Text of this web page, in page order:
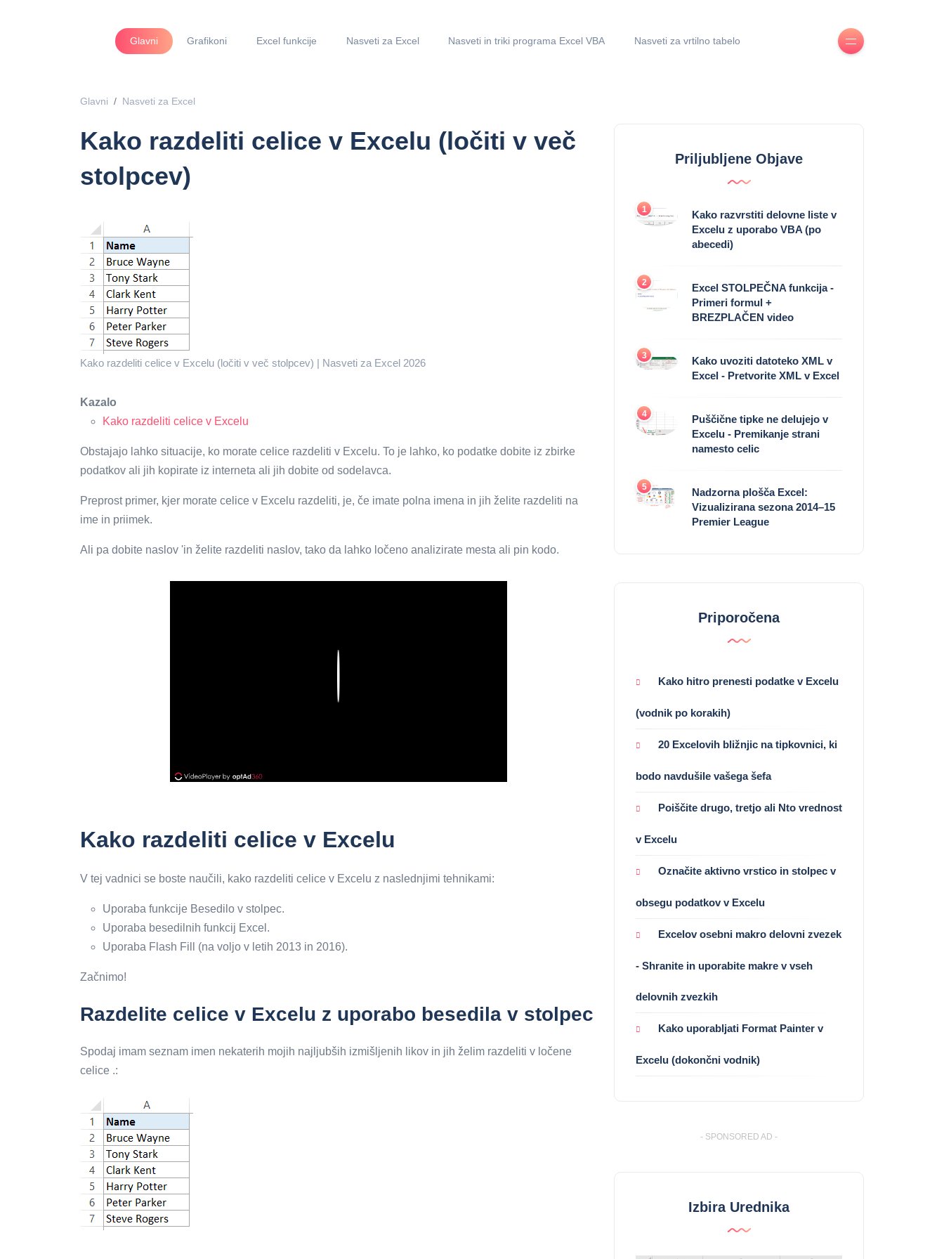
Glavni Grafikoni Excel funkcije Nasveti za Excel Nasveti in triki programa Excel VBA Nasveti za vrtilno tabelo
Glavni Nasveti za Excel
Kako razdeliti celice v Excelu (ločiti v več
stolpcev)
Kako razdeliti celice v Excelu (ločiti v več stolpcev) | Nasveti za Excel 2026
Kazalo
Kako razdeliti celice v Excelu
Obstajajo lahko situacije, ko morate celice razdeliti v Excelu. To je lahko, ko podatke dobite iz zbirke
podatkov ali jih kopirate iz interneta ali jih dobite od sodelavca.
Preprost primer, kjer morate celice v Excelu razdeliti, je, če imate polna imena in jih želite razdeliti na
ime in priimek.
Ali pa dobite naslov 'in želite razdeliti naslov, tako da lahko ločeno analizirate mesta ali pin kodo.
Kako razdeliti celice v Excelu
V tej vadnici se boste naučili, kako razdeliti celice v Excelu z naslednjimi tehnikami:
Uporaba funkcije Besedilo v stolpec.
Uporaba besedilnih funkcij Excel.
Uporaba Flash Fill (na voljo v letih 2013 in 2016).
Začnimo!
Razdelite celice v Excelu z uporabo besedila v stolpec
Spodaj imam seznam imen nekaterih mojih najljubših izmišljenih likov in jih želim razdeliti v ločene
celice .:
Priljubljene Objave
1
Kako razvrstiti delovne liste v
Excelu z uporabo VBA (po
abecedi)
2
Excel STOLPEČNA funkcija -
Primeri formul +
BREZPLAČEN video
3
Kako uvoziti datoteko XML v
Excel - Pretvorite XML v Excel
4
Puščične tipke ne delujejo v
Excelu - Premikanje strani
namesto celic
5
Nadzorna plošča Excel:
Vizualizirana sezona 2014–15
Premier League
Priporočena
Kako hitro prenesti podatke v Excelu
(vodnik po korakih)
20 Excelovih bližnjic na tipkovnici, ki
bodo navdušile vašega šefa
Poiščite drugo, tretjo ali Nto vrednost
v Excelu
Označite aktivno vrstico in stolpec v
obsegu podatkov v Excelu
Excelov osebni makro delovni zvezek
- Shranite in uporabite makre v vseh
delovnih zvezkih
Kako uporabljati Format Painter v
Excelu (dokončni vodnik)
- SPONSORED AD -
Izbira Urednika